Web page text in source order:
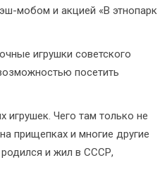
мобом и акцией «В этнопарк
игрушки советского
посетить
Чего там только не
прищепках и многие другие
и жил в СССР,